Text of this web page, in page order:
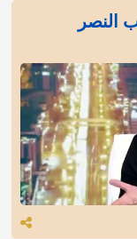
النصر